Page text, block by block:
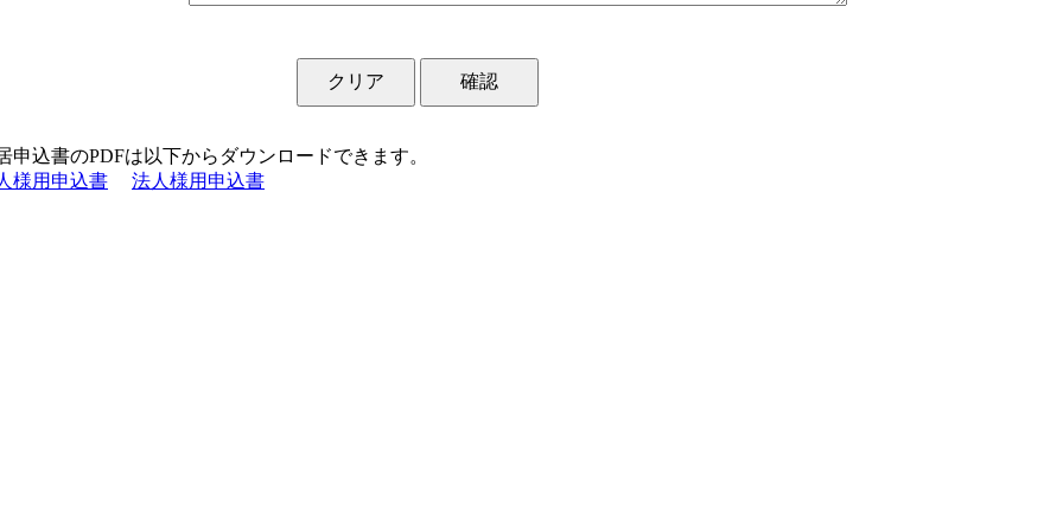
申込書のPDFは以下からダウンロードできます。
様用申込書
法人様用申込書